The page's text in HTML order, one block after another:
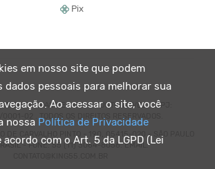
em nosso site que podem
dados pessoais para melhorar sua
Ao acessar o site, você
nossa Política de Privacidade
com o Art. 5 da LGPD (Lei
Pix
DE ROUPAS VEGANO E SUSTENTÁVEL. CNPJ:
02 . TODOS OS DIREITOS RESERVADOS.
DE CARVALHO PINTO - 190, 05415-020 - SÃO PAULO
- FONE: 55 (11) 3064-8056. EMAIL: